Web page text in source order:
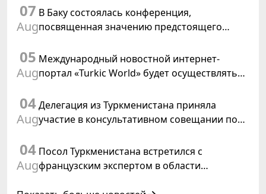
07
Aug
В Баку состоялась конференция,
посвященная значению предстоящего
резолюции ООН «Год международного
права, 2028»
05
Aug
Международный новостной интернет-
портал «Turkic World» будет осуществлять
заседания Халк Маслахаты Туркменистана
04
Aug
Делегация из Туркменистана приняла
участие в консультативном совещании по
04
Aug
Посол Туркменистана встретился с
французским экспертом в области